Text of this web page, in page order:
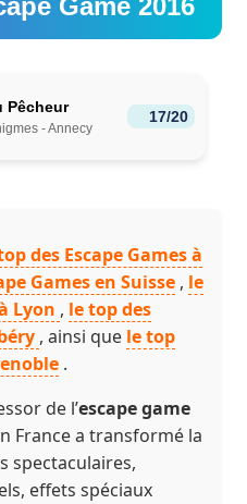
Game 2016
Pêcheur
- Annecy
17/20
des Escape Games à
Games en Suisse , le
Lyon , le top des
, ainsi que le top
.
de l’escape game
France a transformé la
spectaculaires,
effets spéciaux